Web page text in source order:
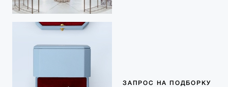
ЗАПРОС НА ПОДБОРКУ